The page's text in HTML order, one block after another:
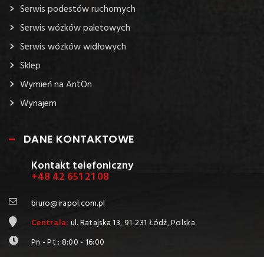
Serwis podestów ruchomych
Serwis wózków paletowych
Serwis wózków widłowych
Sklep
Wymień na AntOn
Wynajem
DANE KONTAKTOWE
Kontakt telefoniczny
+48 42 651 21 08
biuro@irapol.com.pl
Centrala: ul. Ratajska 13, 91-231 Łódź, Polska
Pn - Pt : 8:00 - 16:00